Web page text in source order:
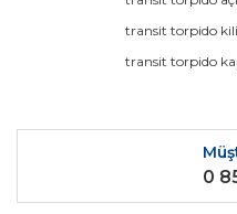
Ürün açıklamasında eksik
Bu ürüne benzer farklı
transit torpido
transit torpido
0